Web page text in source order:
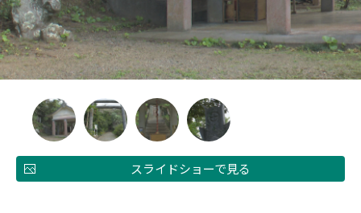
スライドショーで見る